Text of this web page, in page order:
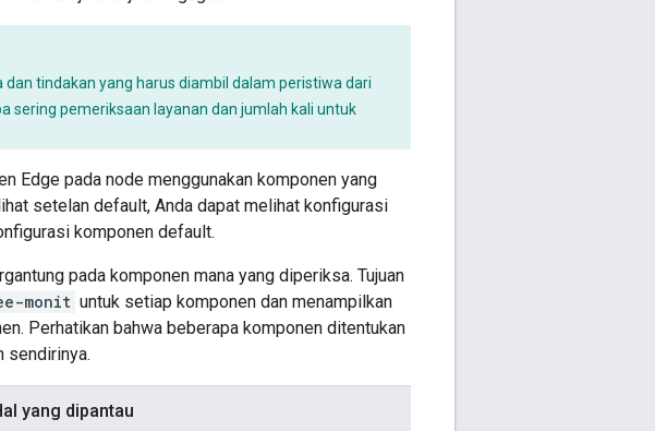
tindakan yang harus diambil dalam peristiwa dari
sering pemeriksaan layanan dan jumlah kali untuk
Edge pada node menggunakan komponen yang
setelan default, Anda dapat melihat konfigurasi
komponen default.
pada komponen mana yang diperiksa. Tujuan
monit untuk setiap komponen dan menampilkan
Perhatikan bahwa beberapa komponen ditentukan
sendirinya.
yang dipantau